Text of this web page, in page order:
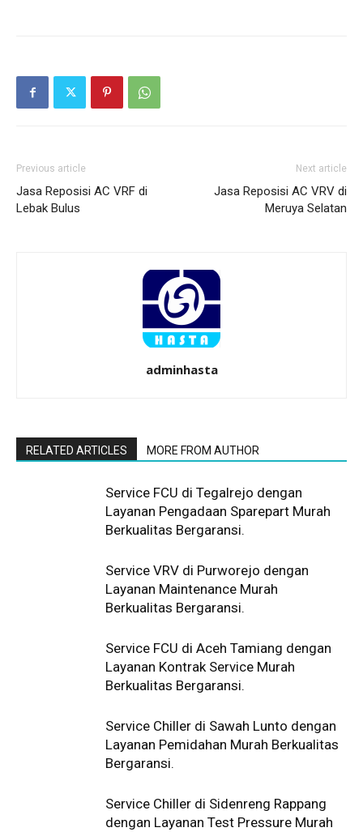
Previous article
Jasa Reposisi AC VRF di
Lebak Bulus
Next article
Jasa Reposisi AC VRV di
Meruya Selatan
adminhasta
RELATED ARTICLES MORE FROM AUTHOR
Service FCU di Tegalrejo dengan
Layanan Pengadaan Sparepart Murah
Berkualitas Bergaransi.
Service VRV di Purworejo dengan
Layanan Maintenance Murah
Berkualitas Bergaransi.
Service FCU di Aceh Tamiang dengan
Layanan Kontrak Service Murah
Berkualitas Bergaransi.
Service Chiller di Sawah Lunto dengan
Layanan Pemidahan Murah Berkualitas
Bergaransi.
Service Chiller di Sidenreng Rappang
dengan Layanan Test Pressure Murah